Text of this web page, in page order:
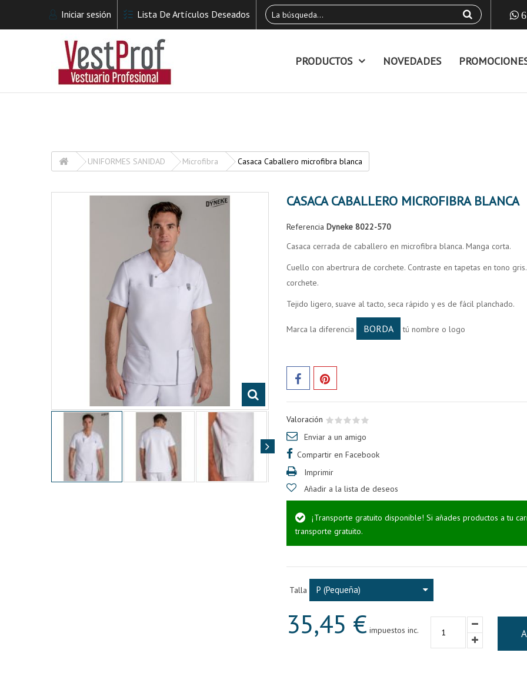
Iniciar sesión Lista De Artículos Deseados
PRODUCTOS NOVEDADES
UNIFORMES SANIDAD Microfibra Casaca Caballero microfibra blanca
CASACA CABALLERO MICROFIBRA BLANCA
Referencia Dyneke 8022-570
Casaca cerrada de caballero en microfibra blanca. Manga corta.
Cuello con abertrura de corchete. Contraste en tapetas en tono
corchete.
Tejido ligero, suave al tacto, seca rápido y es de fácil planchado.
Marca la diferencia BORDA tú nombre o logo
Valoración
Enviar a un amigo
Compartir en Facebook
Imprimir
Añadir a la lista de deseos
¡Transporte gratuito disponible! Si añades productos a tu
transporte gratuito.
Talla P (Pequeña)
35,45 €impuestos inc.